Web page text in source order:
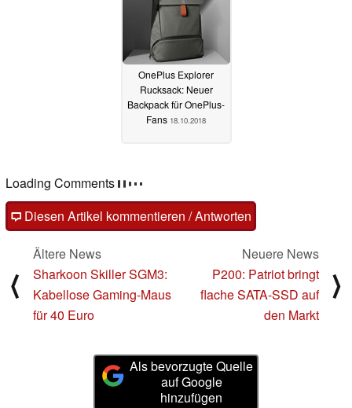
OnePlus Explorer
Rucksack: Neuer
Backpack für OnePlus-
Fans 18.10.2018
Loading Comments
Diesen Artikel kommentieren / Antworten
⟨
Ältere News
Sharkoon Skiller SGM3:
Kabellose Gaming-Maus
für 40 Euro
Neuere News
P200: Patriot bringt
flache SATA-SSD auf
den Markt
⟩
Als bevorzugte Quelle
auf Google
hinzufügen